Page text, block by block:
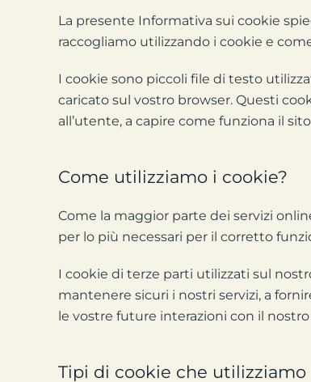
La presente Informativa sui cookie
raccogliamo utilizzando i cookie e
I cookie sono piccoli file di testo
caricato sul vostro browser. Questi
all’utente, a capire come funziona il
Come utilizziamo i cookie?
Come la maggior parte dei servizi
per lo più necessari per il corretto
I cookie di terze parti utilizzati sul
mantenere sicuri i nostri servizi, a
le vostre future interazioni con il
Tipi di cookie che utilizziamo